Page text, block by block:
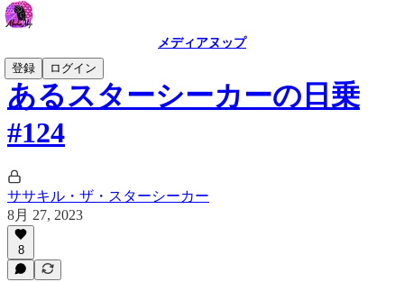
メディアヌップ
登録
ログイン
あるスターシーカーの日乗
#124
ササキル・ザ・スターシーカー
8月 27, 2023
8